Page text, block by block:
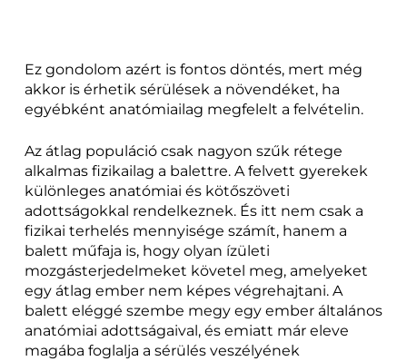
Ez gondolom azért is fontos döntés, mert még
akkor is érhetik sérülések a növendéket, ha
egyébként anatómiailag megfelelt a felvételin.
Az átlag populáció csak nagyon szűk rétege
alkalmas fizikailag a balettre. A felvett gyerekek
különleges anatómiai és kötőszöveti
adottságokkal rendelkeznek. És itt nem csak a
fizikai terhelés mennyisége számít, hanem a
balett műfaja is, hogy olyan ízületi
mozgásterjedelmeket követel meg, amelyeket
egy átlag ember nem képes végrehajtani. A
balett eléggé szembe megy egy ember általános
anatómiai adottságaival, és emiatt már eleve
magába foglalja a sérülés veszélyének